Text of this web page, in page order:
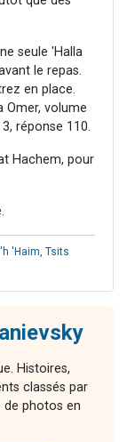
seule 'Halla
le repas.
en place.
Omer, volume
réponse 110.
Hachem, pour
'Haim, Tsits
Histoires,
classés par
de photos en